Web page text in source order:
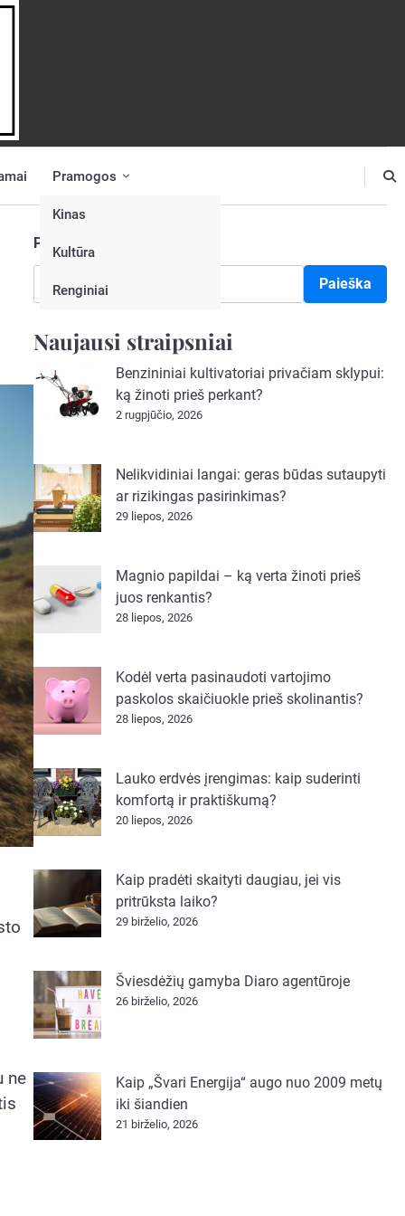
Pramogos
Kinas
Kultūra
Renginiai
ne
Paieška
Paieška
Naujausi straipsniai
Benzininiai kultivatoriai privačiam sklypui:
ką žinoti prieš perkant?
2 rugpjūčio, 2026
Nelikvidiniai langai: geras būdas sutaupyti
ar rizikingas pasirinkimas?
29 liepos, 2026
Magnio papildai – ką verta žinoti prieš
juos renkantis?
28 liepos, 2026
Kodėl verta pasinaudoti vartojimo
paskolos skaičiuokle prieš skolinantis?
28 liepos, 2026
Lauko erdvės įrengimas: kaip suderinti
komfortą ir praktiškumą?
20 liepos, 2026
Kaip pradėti skaityti daugiau, jei vis
pritrūksta laiko?
29 birželio, 2026
Šviesdėžių gamyba Diaro agentūroje
26 birželio, 2026
Kaip „Švari Energija“ augo nuo 2009 metų
iki šiandien
21 birželio, 2026